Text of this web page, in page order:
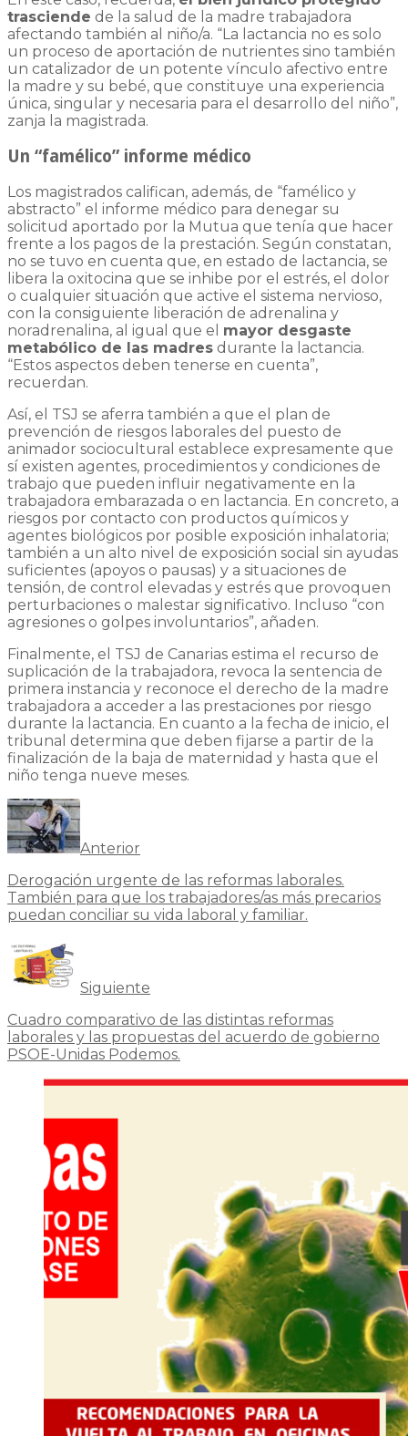
trasciende de la salud de la madre trabajadora
afectando también al niño/a. “La lactancia no es solo
un proceso de aportación de nutrientes sino también
un catalizador de un potente vínculo afectivo entre
la madre y su bebé, que constituye una experiencia
única, singular y necesaria para el desarrollo del niño”,
zanja la magistrada.
Un “famélico” informe médico
Los magistrados califican, además, de “famélico y
abstracto” el informe médico para denegar su
solicitud aportado por la Mutua que tenía que hacer
frente a los pagos de la prestación. Según constatan,
no se tuvo en cuenta que, en estado de lactancia, se
libera la oxitocina que se inhibe por el estrés, el dolor
o cualquier situación que active el sistema nervioso,
con la consiguiente liberación de adrenalina y
noradrenalina, al igual que el mayor desgaste
metabólico de las madres durante la lactancia.
“Estos aspectos deben tenerse en cuenta”,
recuerdan.
Así, el TSJ se aferra también a que el plan de
prevención de riesgos laborales del puesto de
animador sociocultural establece expresamente que
sí existen agentes, procedimientos y condiciones de
trabajo que pueden influir negativamente en la
trabajadora embarazada o en lactancia. En concreto, a
riesgos por contacto con productos químicos y
agentes biológicos por posible exposición inhalatoria;
también a un alto nivel de exposición social sin ayudas
suficientes (apoyos o pausas) y a situaciones de
tensión, de control elevadas y estrés que provoquen
perturbaciones o malestar significativo. Incluso “con
agresiones o golpes involuntarios”, añaden.
Finalmente, el TSJ de Canarias estima el recurso de
suplicación de la trabajadora, revoca la sentencia de
primera instancia y reconoce el derecho de la madre
trabajadora a acceder a las prestaciones por riesgo
durante la lactancia. En cuanto a la fecha de inicio, el
tribunal determina que deben fijarse a partir de la
finalización de la baja de maternidad y hasta que el
niño tenga nueve meses.
Anterior
Derogación urgente de las reformas laborales.
También para que los trabajadores/as más precarios
puedan conciliar su vida laboral y familiar.
Siguiente
Cuadro comparativo de las distintas reformas
laborales y las propuestas del acuerdo de gobierno
PSOE-Unidas Podemos.